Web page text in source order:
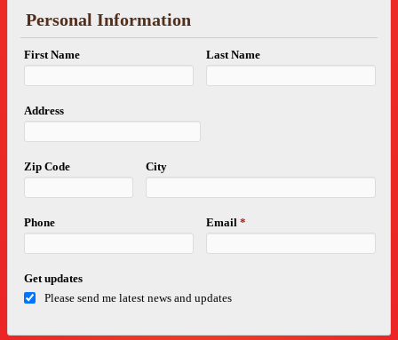
Personal Information
First Name Last Name
Address
Zip Code City
Phone Email*
Get updates
Please send me latest news and updates